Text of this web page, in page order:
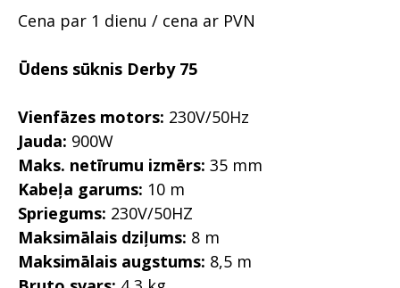
Cena par 1 dienu / cena ar PVN
Ūdens sūknis Derby 75
Vienfāzes motors: 230V/50Hz
Jauda: 900W
Maks. netīrumu izmērs: 35 mm
Kabeļa garums: 10 m
Spriegums: 230V/50HZ
Maksimālais dziļums: 8 m
Maksimālais augstums: 8,5 m